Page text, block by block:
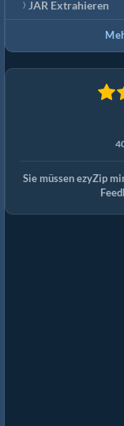
JAR Extrahieren
Sie müssen ezyZip